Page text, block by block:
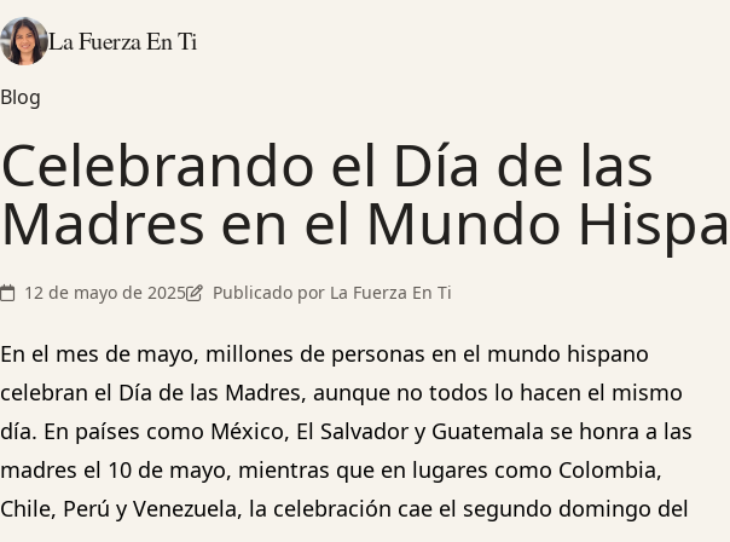
La Fuerza En Ti
Blog
Celebrando el Día de las
Madres en el Mundo
12 de mayo de 2025 Publicado por La Fuerza En Ti
En el mes de mayo, millones de personas en el mundo hispano
celebran el Día de las Madres, aunque no todos lo hacen el mismo
día. En países como México, El Salvador y Guatemala se honra a las
madres el 10 de mayo, mientras que en lugares como Colombia,
Chile, Perú y Venezuela, la celebración cae el segundo domingo del